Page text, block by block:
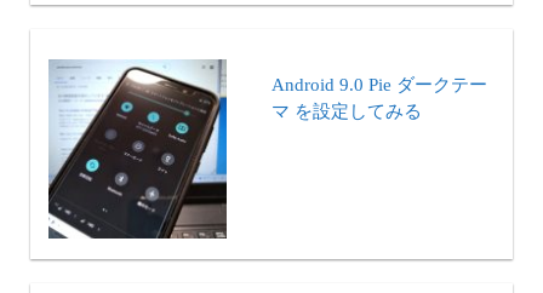
Android 9.0 Pie ダークテー
マ を設定してみる